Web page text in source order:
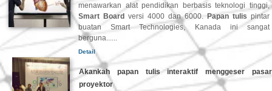
menawarkan alat pendidikan berbasis teknologi tinggi,
Smart Board versi 4000 dan 6000. Papan tulis pintar
buatan Smart Technologies, Kanada ini sangat
berguna......
Detail
Akankah papan tulis interaktif menggeser pasar
proyektor